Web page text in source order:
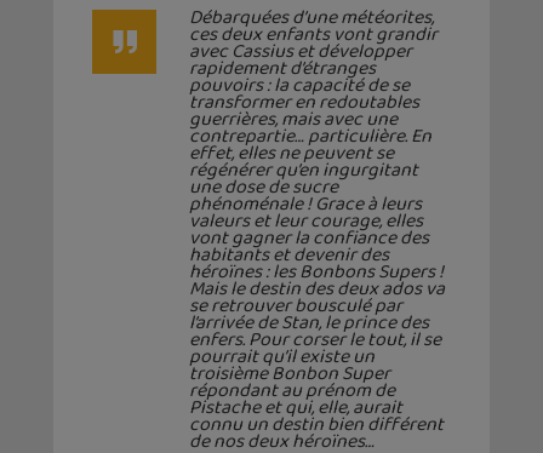
Débarquées d’une météorites,
ces deux enfants vont grandir
avec Cassius et développer
rapidement d’étranges
pouvoirs : la capacité de se
transformer en redoutables
guerrières, mais avec une
contrepartie… particulière. En
effet, elles ne peuvent se
régénérer qu’en ingurgitant
une dose de sucre
phénoménale ! Grace à leurs
valeurs et leur courage, elles
vont gagner la confiance des
habitants et devenir des
héroïnes : les Bonbons Supers !
Mais le destin des deux ados va
se retrouver bousculé par
l’arrivée de Stan, le prince des
enfers. Pour corser le tout, il se
pourrait qu’il existe un
troisième Bonbon Super
répondant au prénom de
Pistache et qui, elle, aurait
connu un destin bien différent
de nos deux héroïnes…